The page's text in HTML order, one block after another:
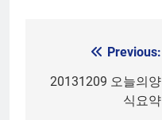
navigation
Previous:
20131209 오늘의양
식요약